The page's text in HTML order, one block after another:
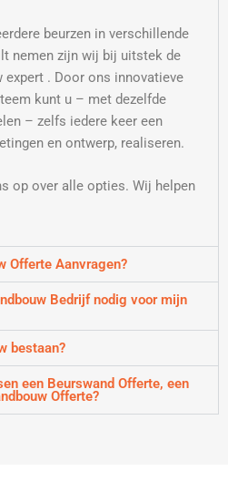
beurzen in verschillende
nemen zijn wij bij uitstek de
. Door ons innovatieve
kunt u – met dezelfde
– zelfs iedere keer een
en ontwerp, realiseren.
op over alle opties. Wij helpen
Offerte Aanvragen?
Bedrijf nodig voor mijn
bestaan?
een Beurswand Offerte, een
Offerte?